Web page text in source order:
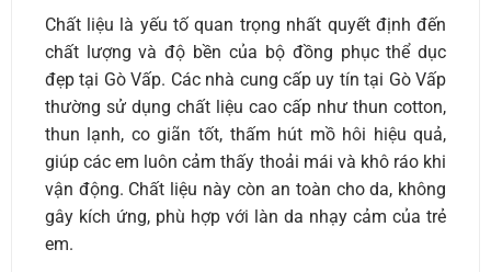
Chất liệu là yếu tố quan trọng nhất quyết định đến
chất lượng và độ bền của bộ đồng phục thể dục
đẹp tại Gò Vấp. Các nhà cung cấp uy tín tại Gò Vấp
thường sử dụng chất liệu cao cấp như thun cotton,
thun lạnh, co giãn tốt, thấm hút mồ hôi hiệu quả,
giúp các em luôn cảm thấy thoải mái và khô ráo khi
vận động. Chất liệu này còn an toàn cho da, không
gây kích ứng, phù hợp với làn da nhạy cảm của trẻ
em.